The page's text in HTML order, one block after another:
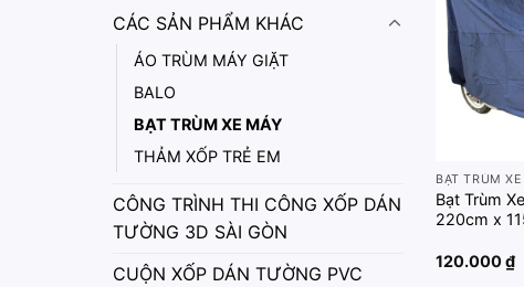
CÁC SẢN PHẨM KHÁC
ÁO TRÙM MÁY GIẶT
BALO
BẠT TRÙM XE MÁY
THẢM XỐP TRẺ EM
CÔNG TRÌNH THI CÔNG XỐP DÁN
TƯỜNG 3D SÀI GÒN
CUỘN XỐP DÁN TƯỜNG PVC
BẠT TRÙM XE
Bạt Trùm
220cm x
120.000₫